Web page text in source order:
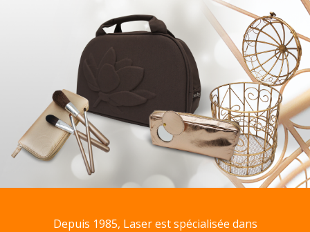
Depuis 1985, Laser est spécialisée dans